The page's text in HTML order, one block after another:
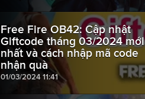
Free Fire OB42: Cập nhật
Giftcode tháng 03/2024 mới
nhất và cách nhập mã code
nhận quà
01/03/2024 11:41